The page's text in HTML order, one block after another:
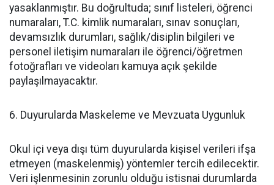
yasaklanmıştır. Bu doğrultuda; sınıf listeleri, öğrenci
numaraları, T.C. kimlik numaraları, sınav sonuçları,
devamsızlık durumları, sağlık/disiplin bilgileri ve
personel iletişim numaraları ile öğrenci/öğretmen
fotoğrafları ve videoları kamuya açık şekilde
paylaşılmayacaktır.
​6. Duyurularda Maskeleme ve Mevzuata Uygunluk
​Okul içi veya dışı tüm duyurularda kişisel verileri ifşa
etmeyen (maskelenmiş) yöntemler tercih edilecektir.
Veri işlenmesinin zorunlu olduğu istisnai durumlarda